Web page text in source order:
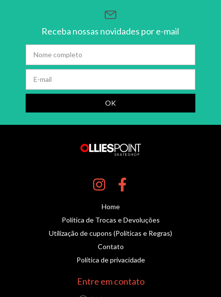
Receba nossas novidades por e-mail
Home
Política de Trocas e Devoluções
Utilização de cupons (Políticas e Regras)
Contato
Política de privacidade
Entre em contato